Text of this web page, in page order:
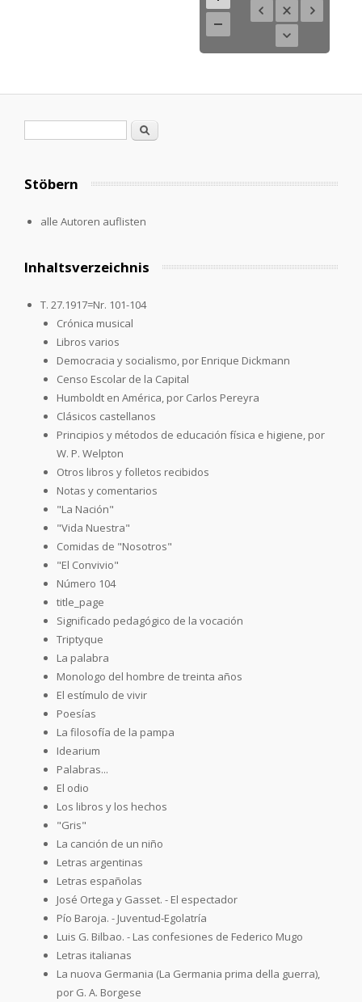
Search
Stöbern
alle Autoren auflisten
Inhaltsverzeichnis
T. 27.1917=Nr. 101-104
Crónica musical
Libros varios
Democracia y socialismo, por Enrique Dickmann
Censo Escolar de la Capital
Humboldt en América, por Carlos Pereyra
Clásicos castellanos
Principios y métodos de educación física e higiene, por
W. P. Welpton
Otros libros y folletos recibidos
Notas y comentarios
"La Nación"
"Vida Nuestra"
Comidas de "Nosotros"
"El Convivio"
Número 104
title_page
Significado pedagógico de la vocación
Triptyque
La palabra
Monologo del hombre de treinta años
El estímulo de vivir
Poesías
La filosofía de la pampa
Idearium
Palabras...
El odio
Los libros y los hechos
"Gris"
La canción de un niño
Letras argentinas
Letras españolas
José Ortega y Gasset. - El espectador
Pío Baroja. - Juventud-Egolatría
Luis G. Bilbao. - Las confesiones de Federico Mugo
Letras italianas
La nuova Germania (La Germania prima della guerra),
por G. A. Borgese